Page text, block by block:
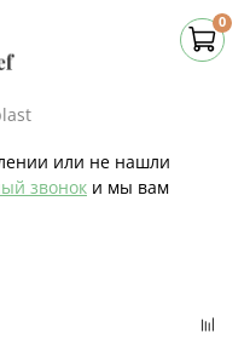
0
или не нашли
звонок и мы вам